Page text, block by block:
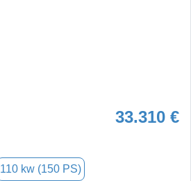
33.310 €
110 kw (150 PS)